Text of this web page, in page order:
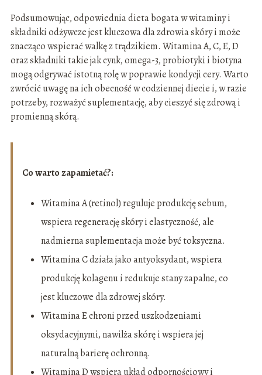
Podsumowując, odpowiednia dieta bogata w witaminy i
składniki odżywcze jest kluczowa dla zdrowia skóry i może
znacząco wspierać walkę z trądzikiem. Witamina A, C, E, D
oraz składniki takie jak cynk, omega-3, probiotyki i biotyna
mogą odgrywać istotną rolę w poprawie kondycji cery. Warto
zwrócić uwagę na ich obecność w codziennej diecie i, w razie
potrzeby, rozważyć suplementację, aby cieszyć się zdrową i
promienną skórą.
Co warto zapamietać?:
Witamina A (retinol) reguluje produkcję sebum,
wspiera regenerację skóry i elastyczność, ale
nadmierna suplementacja może być toksyczna.
Witamina C działa jako antyoksydant, wspiera
produkcję kolagenu i redukuje stany zapalne, co
jest kluczowe dla zdrowej skóry.
Witamina E chroni przed uszkodzeniami
oksydacyjnymi, nawilża skórę i wspiera jej
naturalną barierę ochronną.
Witamina D wspiera układ odpornościowy i